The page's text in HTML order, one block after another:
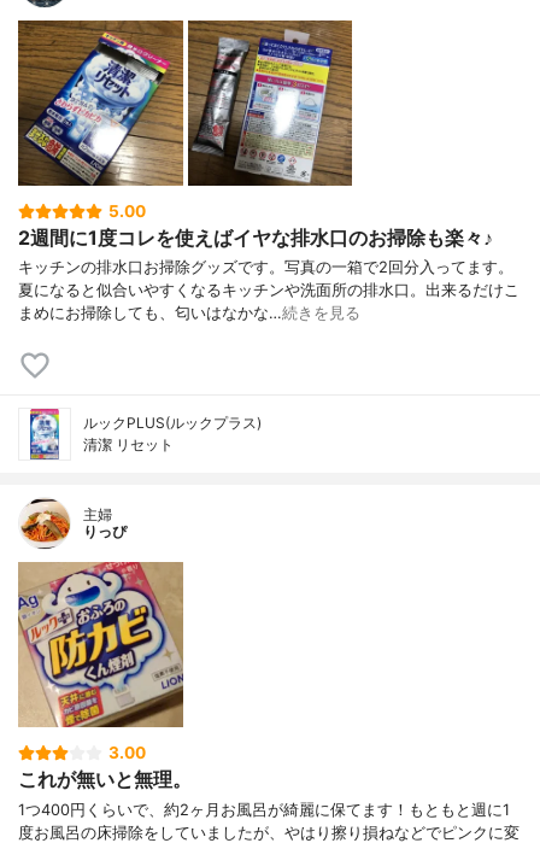
5.00
2週間に1度コレを使えばイヤな排水口のお掃除も楽々♪
キッチンの排水口お掃除グッズです。写真の一箱で2回分入ってます。
夏になると似合いやすくなるキッチンや洗面所の排水口。出来るだけこ
まめにお掃除しても、匂いはなかな…続きを見る
ルックPLUS(ルックプラス)
清潔 リセット
主婦
りっぴ
3.00
これが無いと無理。
1つ400円くらいで、約2ヶ月お風呂が綺麗に保てます！もともと週に1
度お風呂の床掃除をしていましたが、やはり擦り損ねなどでピンクに変